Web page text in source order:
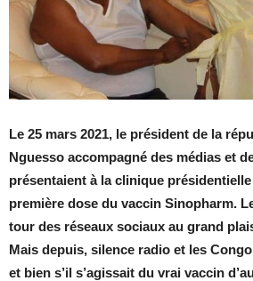
Le 25 mars 2021, le président de la
Nguesso accompagné des médias et
présentaient à la clinique
première dose du vaccin Sinopharm.
tour des réseaux sociaux au grand
Mais depuis, silence radio et les
et bien s’il s’agissait du vrai vaccin